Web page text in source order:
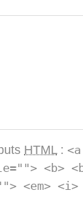
HTML :
<b>
<em>